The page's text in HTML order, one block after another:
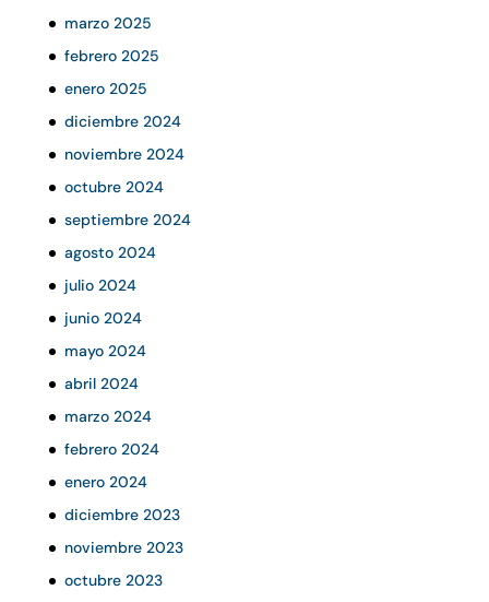
marzo 2025
febrero 2025
enero 2025
diciembre 2024
noviembre 2024
octubre 2024
septiembre 2024
agosto 2024
julio 2024
junio 2024
mayo 2024
abril 2024
marzo 2024
febrero 2024
enero 2024
diciembre 2023
noviembre 2023
octubre 2023